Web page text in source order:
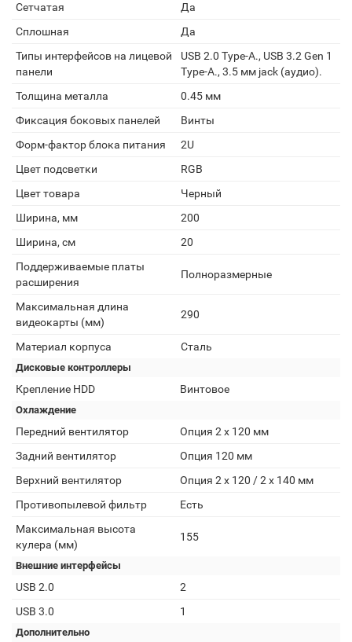
Сетчатая
Да
Сплошная
Да
Типы интерфейсов на лицевой
панели
USB 2.0 Type-A., USB 3.2 Gen 1
Type-A., 3.5 мм jack (аудио).
Толщина металла
0.45 мм
Фиксация боковых панелей
Винты
Форм-фактор блока питания
2U
Цвет подсветки
RGB
Цвет товара
Черный
Ширина, мм
200
Ширина, см
20
Поддерживаемые платы
расширения
Полноразмерные
Максимальная длина
видеокарты (мм)
290
Материал корпуса Сталь
Дисковые контроллеры
Крепление HDD Винтовое
Охлаждение
Передний вентилятор
Опция 2 х 120 мм
Задний вентилятор
Опция 120 мм
Верхний вентилятор
Опция 2 х 120 / 2 х 140 мм
Противопылевой фильтр
Есть
Максимальная высота
кулера (мм)
155
Внешние интерфейсы
USB 2.0
2
USB 3.0
1
Дополнительно